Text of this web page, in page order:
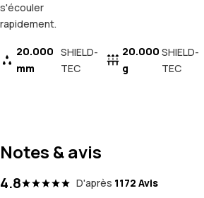
s'écouler
rapidement.
20.000
mm
SHIELD-
TEC
20.000
g
SHIELD-
TEC
Notes & avis
4.8 D'après 1172 Avis